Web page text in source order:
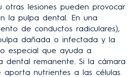
otras lesiones pueden provocar
la pulpa dental. En una
de conductos radiculares),
dañada o infectada y la
especial que ayuda a
dental remanente. Si la cámara
nutrientes a las células